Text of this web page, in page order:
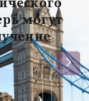
могут